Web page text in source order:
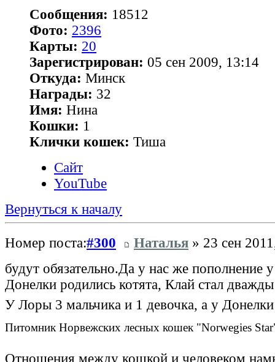
Сообщения: 18512
Фото: 2396
Карты: 20
Зарегистрирован: 05 сен 2009, 13:14
Откуда: Минск
Награды: 32
Имя: Нина
Кошки: 1
Клички кошек: Тиша
Сайт
YouTube
Вернуться к началу
Номер поста:#300 Наталья » 23 сен
будут обязательно.Да у нас же пополнение
Донелки родились котята, Клай стал
У Лоры 3 мальчика и 1 девочка, а у
Питомник Норвежских лесных кошек "Norwegies
Отношения между кошкой и человеком